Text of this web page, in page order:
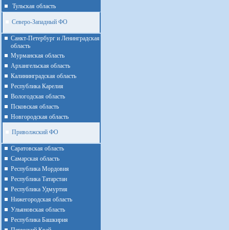
Тульская область
Северо-Западный ФО
Санкт-Петербург и Ленинградская
область
Мурманская область
Архангельская область
Калининградская область
Республика Карелия
Вологодская область
Псковская область
Новгородская область
Приволжский ФО
Cаратовская область
Cамарская область
Республика Мордовия
Республика Татарстан
Республика Удмуртия
Нижегородская область
Ульяновская область
Республика Башкирия